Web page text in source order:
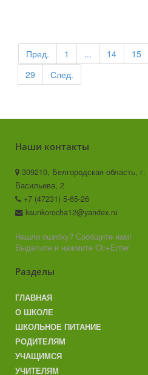
Пред. 1 ... 14 15
29
След.
Наши контакты
309210, Белгородская область,
Васильева, 2
+7 (47231) 5-65-26
ksunkorocha12@yandex.ru
Нашли ошибку? Сообщите нам!
Выделите и нажмите Ctr+Enter
Разделы
ГЛАВНАЯ
О ШКОЛЕ
ШКОЛЬНОЕ ПИТАНИЕ
РОДИТЕЛЯМ
УЧАЩИМСЯ
УЧИТЕЛЯМ